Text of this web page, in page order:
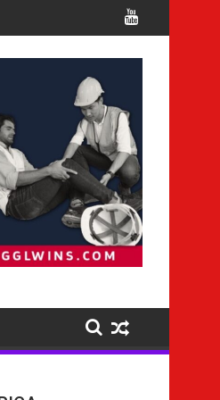
Italia confirma la muerte de 7